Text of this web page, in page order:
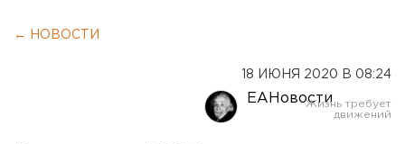
← НОВОСТИ
18 ИЮНЯ 2020 В 08:24
ЕАНовости